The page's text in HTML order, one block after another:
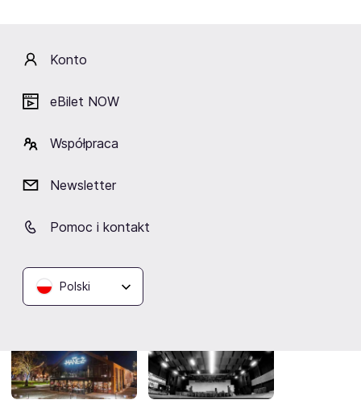
Konto
eBilet NOW
Współpraca
Newsletter
Pomoc i kontakt
Polski
takim hitem”
Artyści
Maggie Reilly
Lokalizacja